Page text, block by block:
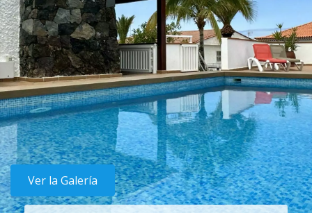
Ver la Galería